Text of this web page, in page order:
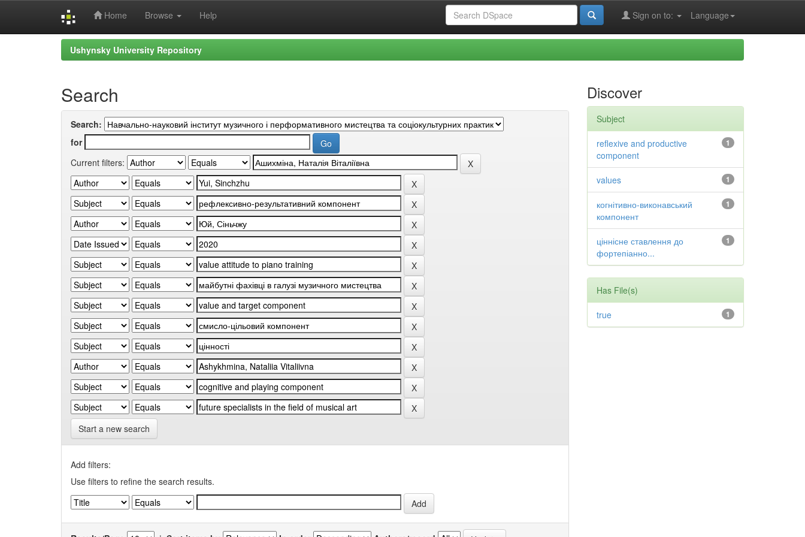
Home Browse Help Language
Sign on to:
Ushynsky University Repository
Search
Search:
for
Current filters:
Start a new search
Add filters:
Use filters to refine the search results.
Discover
Subject
1
reflexive and productive
component
1
values
1
когнітивно-виконавський
компонент
1
ціннісне ставлення до
фортепіанно...
Has File(s)
1
true